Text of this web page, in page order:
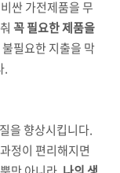
싼 가전제품을 무
꼭 필요한 제품을
필요한 지출을 막
.
을 향상시킵니다.
정이 편리해지면